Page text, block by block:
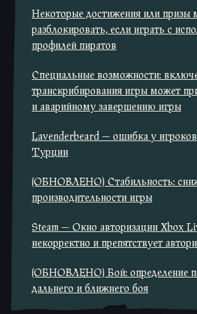
Некоторые достижения или призы
разблокировать, если играть с
профилей пиратов
Специальные возможности:
транскрибирования игры может
и аварийному завершению игры
Lavenderbeard — ошибка у
Турции
(ОБНОВЛЕНО) Стабильность:
производительности игры
Steam — Окно авторизации Xbox
некорректно и препятствует
(ОБНОВЛЕНО) Бой: определение
дальнего и ближнего боя